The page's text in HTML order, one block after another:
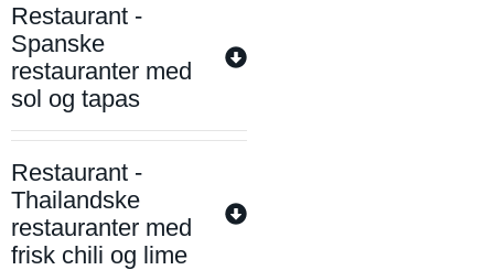
Restaurant -
Spanske
restauranter med
sol og tapas
Restaurant -
Thailandske
restauranter med
frisk chili og lime